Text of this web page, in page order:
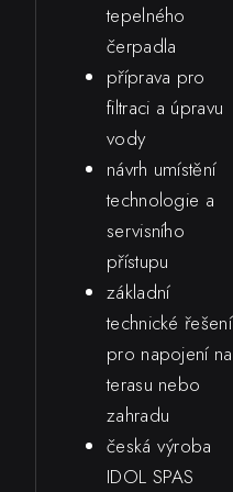
tepelného
čerpadla
příprava pro
filtraci a úpravu
vody
návrh umístění
technologie a
servisního
přístupu
základní
technické řešení
pro napojení na
terasu nebo
zahradu
česká výroba
IDOL SPAS